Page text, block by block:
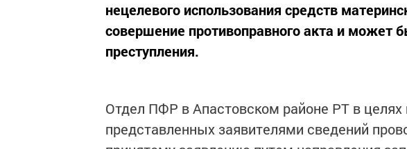
нецелевого использования средств
совершение противоправного акта и может
преступления.
Отдел ПФР в Апастовском районе РТ в целях
представленных заявителями сведений